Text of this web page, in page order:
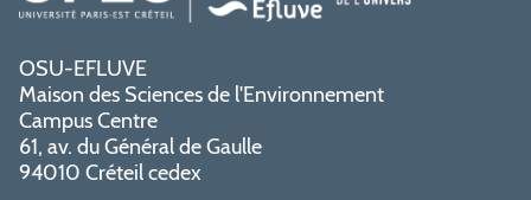
OSU-EFLUVE
Maison des Sciences de l'Environnement
Campus Centre
61, av. du Général de Gaulle
94010 Créteil cedex